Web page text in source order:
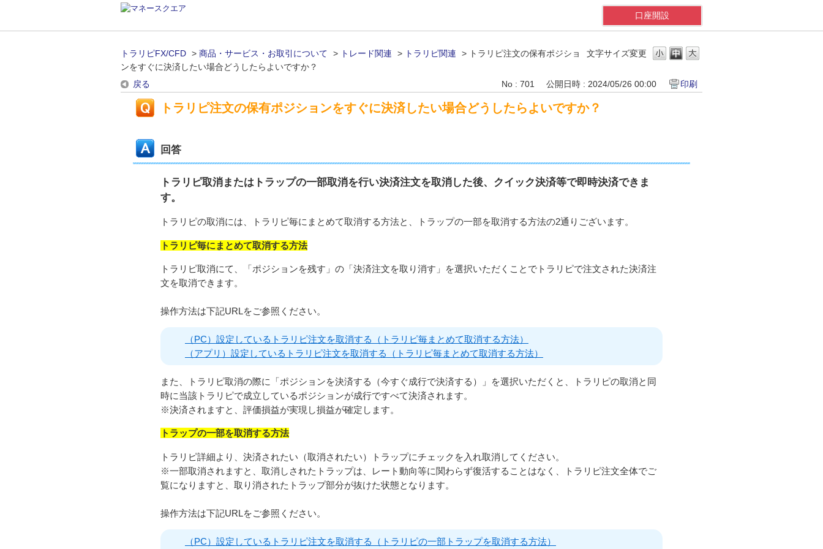
口座開設
文字サイズ変更
トラリピFX/CFD > 商品・サービス・お取引について > トレード関連 > トラリピ関連 > トラリピ注文の保有ポジショ
ンをすぐに決済したい場合どうしたらよいですか？
戻る
No : 701 公開日時 : 2024/05/26 00:00 印刷
トラリピ注文の保有ポジションをすぐに決済したい場合どうしたらよいですか？
回答
トラリピ取消またはトラップの一部取消を行い決済注文を取消した後、クイック決済等で即時決済できま
す。
トラリピの取消には、トラリピ毎にまとめて取消する方法と、トラップの一部を取消する方法の2通りございます。
トラリピ毎にまとめて取消する方法
トラリピ取消にて、「ポジションを残す」の「決済注文を取り消す」を選択いただくことでトラリピで注文された決済注
文を取消できます。
操作方法は下記URLをご参照ください。
（PC）設定しているトラリピ注文を取消する（トラリピ毎まとめて取消する方法）
（アプリ）設定しているトラリピ注文を取消する（トラリピ毎まとめて取消する方法）
また、トラリピ取消の際に「ポジションを決済する（今すぐ成行で決済する）」を選択いただくと、トラリピの取消と同
時に当該トラリピで成立しているポジションが成行ですべて決済されます。
※決済されますと、評価損益が実現し損益が確定します。
トラップの一部を取消する方法
トラリピ詳細より、決済されたい（取消されたい）トラップにチェックを入れ取消してください。
※一部取消されますと、取消しされたトラップは、レート動向等に関わらず復活することはなく、トラリピ注文全体でご
覧になりますと、取り消されたトラップ部分が抜けた状態となります。
操作方法は下記URLをご参照ください。
（PC）設定しているトラリピ注文を取消する（トラリピの一部トラップを取消する方法）